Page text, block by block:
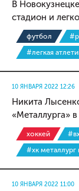
В
стадион и
футбол
#легкая
10 ЯНВАРЯ 2022 12:26
Никита
«Металлурга»
хоккей
#хк металлург
10 ЯНВАРЯ 2022 11:00